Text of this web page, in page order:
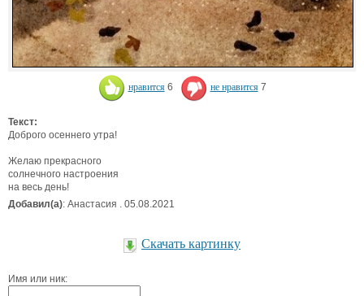
нравится 6 не нравится 7
Текст:
Доброго осеннего утра!
Желаю прекрасного
солнечного настроения
на весь день!
Добавил(а): Анастасия . 05.08.2021
Скачать картинку
Имя или ник: